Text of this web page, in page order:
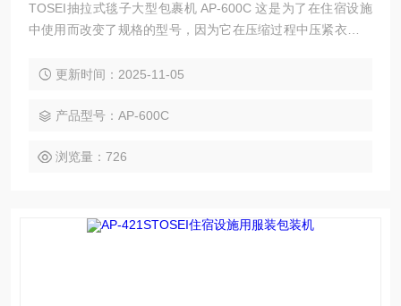
TOSEI抽拉式毯子大型包裹机 AP-600C 这是为了在住宿设施
中使用而改变了规格的型号，因为它在压缩过程中压紧衣服，
更智能。 操作简单，盖上盖子即可 可以使用市售塑料袋进行
更新时间：2025-11-05
产品型号：AP-600C
浏览量：726